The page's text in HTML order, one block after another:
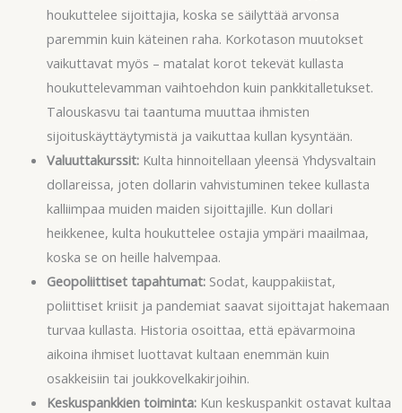
houkuttelee sijoittajia, koska se säilyttää arvonsa
paremmin kuin käteinen raha. Korkotason muutokset
vaikuttavat myös – matalat korot tekevät kullasta
houkuttelevamman vaihtoehdon kuin pankkitalletukset.
Talouskasvu tai taantuma muuttaa ihmisten
sijoituskäyttäytymistä ja vaikuttaa kullan kysyntään.
Valuuttakurssit:Kulta hinnoitellaan yleensä Yhdysvaltain
dollareissa, joten dollarin vahvistuminen tekee kullasta
kalliimpaa muiden maiden sijoittajille. Kun dollari
heikkenee, kulta houkuttelee ostajia ympäri maailmaa,
koska se on heille halvempaa.
Geopoliittiset tapahtumat:Sodat, kauppakiistat,
poliittiset kriisit ja pandemiat saavat sijoittajat hakemaan
turvaa kullasta. Historia osoittaa, että epävarmoina
aikoina ihmiset luottavat kultaan enemmän kuin
osakkeisiin tai joukkovelkakirjoihin.
Keskuspankkien toiminta:Kun keskuspankit ostavat kultaa